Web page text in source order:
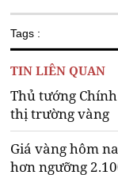
Tags :
TIN LIÊN QUAN
Thủ tướng
thị trường vàng
Giá vàng hôm
hơn ngưỡng